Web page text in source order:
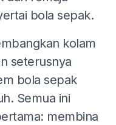
bola sepak.
kolam
seterusnya
bola sepak
Semua ini
membina